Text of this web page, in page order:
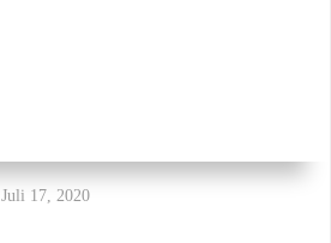
Juli 17, 2020